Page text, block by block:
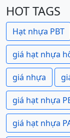
HOT TAGS
Hạt nhựa PBT
giá hạt nhựa
giá nhựa
giá hạt nhựa
giá hạt nhựa